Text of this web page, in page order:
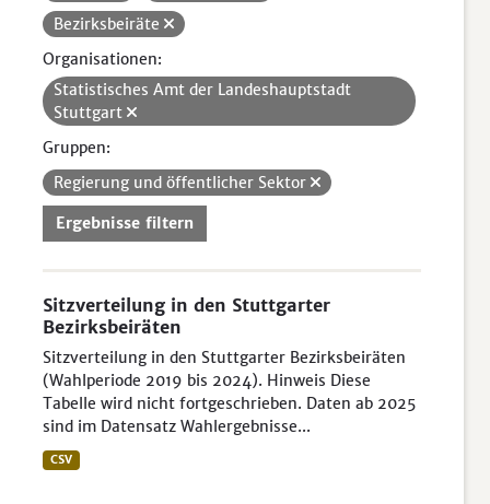
Bezirksbeiräte
Organisationen:
Statistisches Amt der Landeshauptstadt
Stuttgart
Gruppen:
Regierung und öffentlicher Sektor
Ergebnisse filtern
Sitzverteilung in den Stuttgarter
Bezirksbeiräten
Sitzverteilung in den Stuttgarter Bezirksbeiräten
(Wahlperiode 2019 bis 2024). Hinweis Diese
Tabelle wird nicht fortgeschrieben. Daten ab 2025
sind im Datensatz Wahlergebnisse...
CSV